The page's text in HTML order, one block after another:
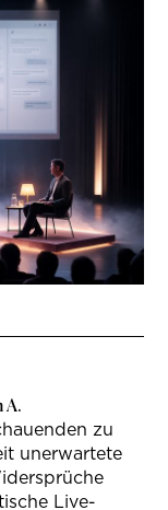
A.
zu
unerwartete
Live-